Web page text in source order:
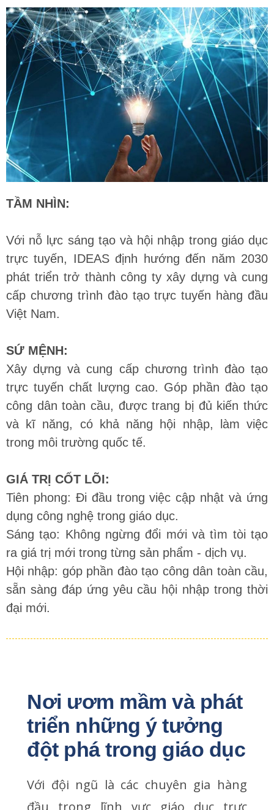
TẦM NHÌN:
Với nỗ lực sáng tạo và hội nhập trong giáo dục
trực tuyến, IDEAS định hướng đến năm 2030
phát triển trở thành công ty xây dựng và cung
cấp chương trình đào tạo trực tuyến hàng đầu
Việt Nam.
SỨ MỆNH:
Xây dựng và cung cấp chương trình đào tạo
trực tuyến chất lượng cao. Góp phần đào tạo
công dân toàn cầu, được trang bị đủ kiến thức
và kĩ năng, có khả năng hội nhập, làm việc
trong môi trường quốc tế.
GIÁ TRỊ CỐT LÕI:
Tiên phong: Đi đầu trong việc cập nhật và ứng
dụng công nghệ trong giáo dục.
Sáng tạo: Không ngừng đổi mới và tìm tòi tạo
ra giá trị mới trong từng sản phẩm - dịch vụ.
Hội nhập: góp phần đào tạo công dân toàn cầu,
sẵn sàng đáp ứng yêu cầu hội nhập trong thời
đại mới.
Nơi ươm mầm và phát
triển những ý tưởng
đột phá trong giáo dục
Với đội ngũ là các chuyên gia hàng